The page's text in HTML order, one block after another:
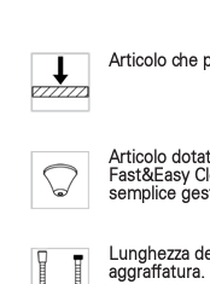
Articolo che
Articolo
Fast&Easy
semplice
Lunghezza
aggraffatura.